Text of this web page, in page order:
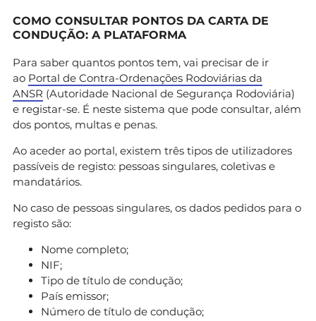
COMO CONSULTAR PONTOS DA CARTA DE
CONDUÇÃO: A PLATAFORMA
Para saber quantos pontos tem, vai precisar de ir
ao Portal de Contra-Ordenações Rodoviárias da
ANSR (Autoridade Nacional de Segurança Rodoviária)
e registar-se. É neste sistema que pode consultar, além
dos pontos, multas e penas.
Ao aceder ao portal, existem três tipos de utilizadores
passíveis de registo: pessoas singulares, coletivas e
mandatários.
No caso de pessoas singulares, os dados pedidos para o
registo são:
Nome completo;
NIF;
Tipo de título de condução;
País emissor;
Número de título de condução;